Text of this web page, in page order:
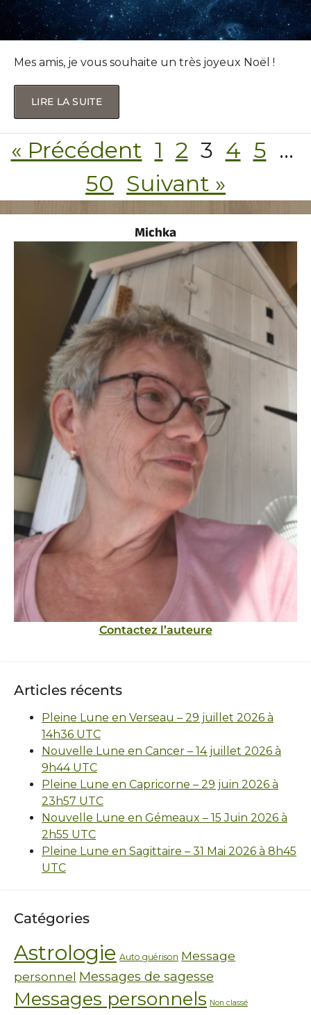
Mes amis, je vous souhaite un très joyeux Noël !
LIRE LA SUITE
« Précédent 1 2 3 4 5 …
50 Suivant »
Michka
Contactez l’auteure
Articles récents
Pleine Lune en Verseau – 29 juillet 2026 à
14h36 UTC
Nouvelle Lune en Cancer – 14 juillet 2026 à
9h44 UTC
Pleine Lune en Capricorne – 29 juin 2026 à
23h57 UTC
Nouvelle Lune en Gémeaux – 15 Juin 2026 à
2h55 UTC
Pleine Lune en Sagittaire – 31 Mai 2026 à 8h45
UTC
Catégories
Astrologie Auto guérison Message
personnel Messages de sagesse
Messages personnels Non classé